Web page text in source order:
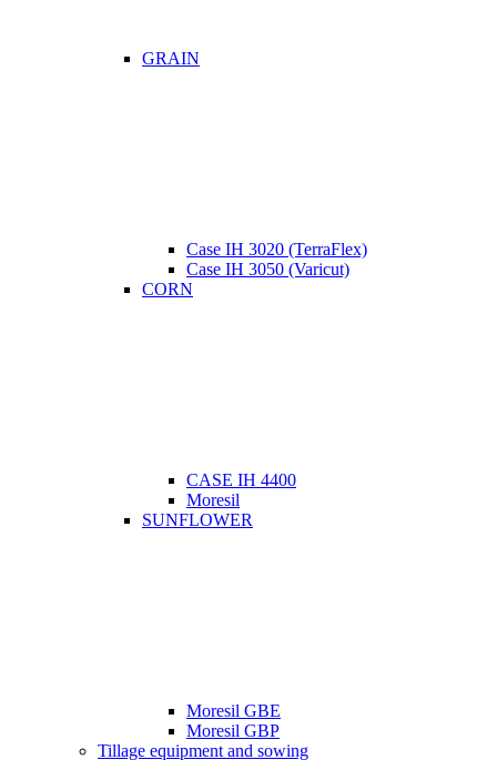
GRAIN
Case IH 3020 (TerraFlex)
Case IH 3050 (Varicut)
CORN
CASE IH 4400
Moresil
SUNFLOWER
Moresil GBE
Moresil GBP
Tillage equipment and sowing